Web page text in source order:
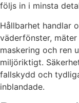
följs in i minsta
Hållbarhet handlar
väderfönster,
maskering och ren
miljöriktigt.
fallskydd och
inblandade.